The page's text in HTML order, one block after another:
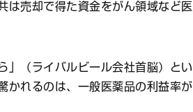
は売却で得た資金をがん領域など医
（ライバルビール会社首脳）とい
かれるのは、一般医薬品の利益率が